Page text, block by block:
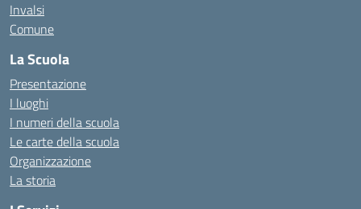
Invalsi
Comune
La Scuola
Presentazione
I luoghi
I numeri della scuola
Le carte della scuola
Organizzazione
La storia